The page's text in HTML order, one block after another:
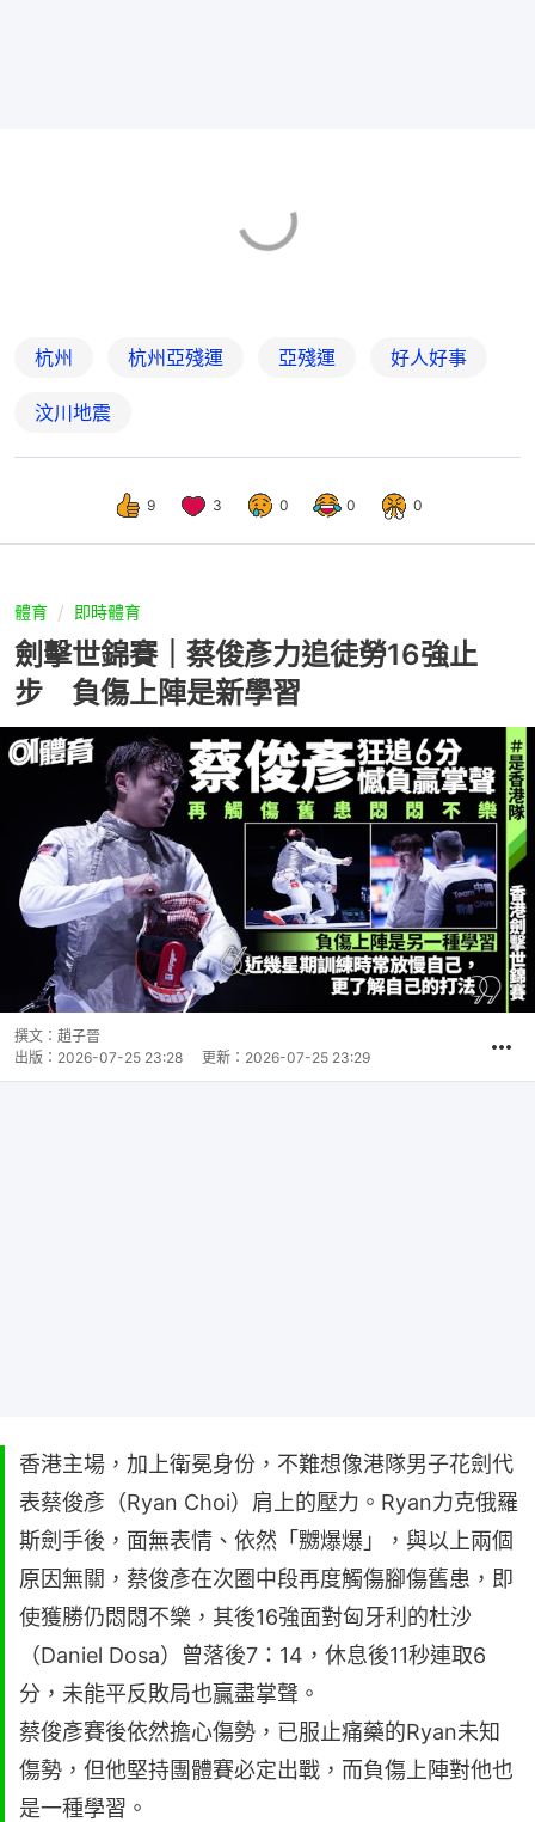
杭州 杭州亞殘運 亞殘運 好人好事
汶川地震
9 3 0 0 0
體育 即時體育
劍擊世錦賽｜蔡俊彥力追徒勞16強止
步 負傷上陣是新學習
撰文： 趙子晉
出版： 2026-07-25 23:28 更新： 2026-07-25 23:29
香港主場，加上衛冕身份，不難想像港隊男子花劍代
表蔡俊彥（Ryan Choi）肩上的壓力。Ryan力克俄羅
斯劍手後，面無表情、依然「嬲爆爆」，與以上兩個
原因無關，蔡俊彥在次圈中段再度觸傷腳傷舊患，即
使獲勝仍悶悶不樂，其後16強面對匈牙利的杜沙
（Daniel Dosa）曾落後7：14，休息後11秒連取6
分，未能平反敗局也贏盡掌聲。
蔡俊彥賽後依然擔心傷勢，已服止痛藥的Ryan未知
傷勢，但他堅持團體賽必定出戰，而負傷上陣對他也
是一種學習。